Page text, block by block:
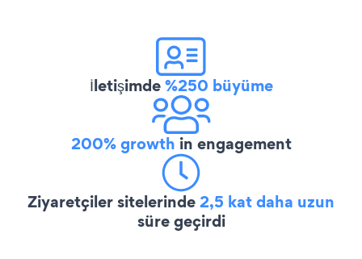
İletişimde%250 büyüme
200% growth in engagement
Ziyaretçiler sitelerinde2,5 kat daha uzun
süre geçirdi